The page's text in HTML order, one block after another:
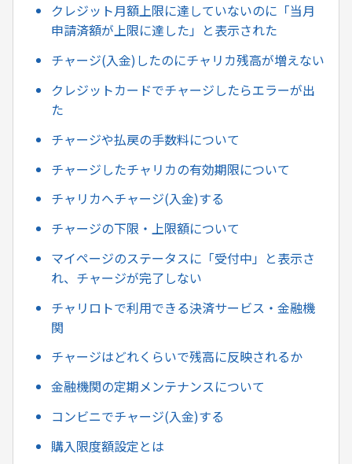
クレジット月額上限に達していないのに「当月
申請済額が上限に達した」と表示された
チャージ(入金)したのにチャリカ残高が増えない
クレジットカードでチャージしたらエラーが出
た
チャージや払戻の手数料について
チャージしたチャリカの有効期限について
チャリカへチャージ(入金)する
チャージの下限・上限額について
マイページのステータスに「受付中」と表示さ
れ、チャージが完了しない
チャリロトで利用できる決済サービス・金融機
関
チャージはどれくらいで残高に反映されるか
金融機関の定期メンテナンスについて
コンビニでチャージ(入金)する
購入限度額設定とは